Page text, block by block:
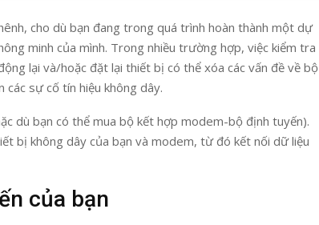
cho dù bạn đang trong quá trình hoàn thành một dự
minh của mình. Trong nhiều trường hợp, việc kiểm tra
lại và/hoặc đặt lại thiết bị có thể xóa các vấn đề về bộ
các sự cố tín hiệu không dây.
dù bạn có thể mua bộ kết hợp modem-bộ định tuyến).
bị không dây của bạn và modem, từ đó kết nối dữ liệu
của bạn